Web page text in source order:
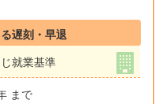
遅刻・早退
就業基準
まで